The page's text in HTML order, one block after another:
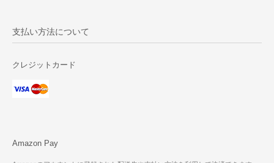
支払い方法について
クレジットカード
Amazon Pay